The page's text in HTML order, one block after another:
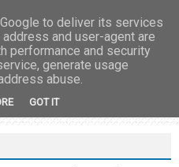
to deliver its services
and user-agent are
performance and security
generate usage
abuse.
GOT IT